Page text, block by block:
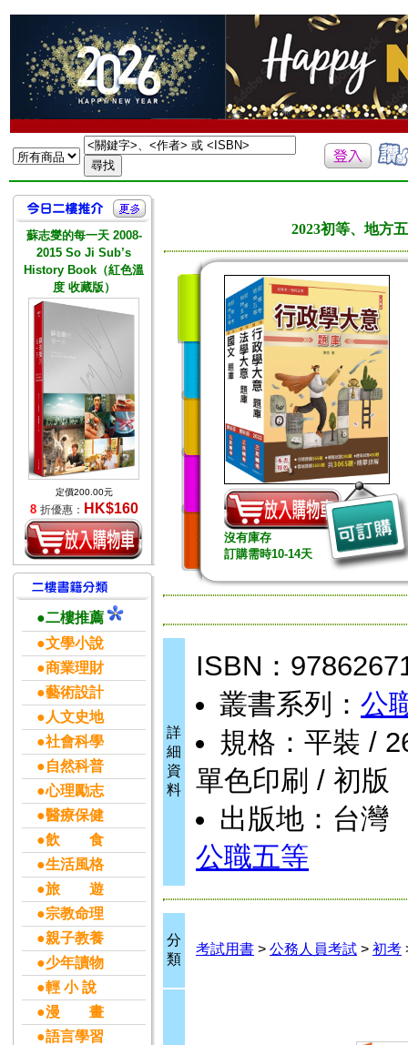
蘇志燮的每一天 2008-
2015 So Ji Sub’s
History Book（紅色溫
度 收藏版）
定價200.00元
8 折優惠： HK$160
●二樓推薦
●文學小說
●商業理財
●藝術設計
●人文史地
●社會科學
●自然科普
●心理勵志
●醫療保健
●飲 食
●生活風格
●旅 遊
●宗教命理
●親子教養
●少年讀物
●輕 小 說
●漫 畫
●語言學習
2023初等、地方
沒有庫存
訂購需時10-14天
詳
細
資
料
ISBN：
叢書系列： 公
規格：平裝 /
單色印刷 / 初版
出版地：台灣
公職五等
分
類
考試用書 > 公務人員考試 > 初考